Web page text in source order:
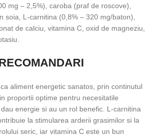
mg – 2,5%), caroba (praf de roscove),
soia, L-carnitina (0,8% – 320 mg/baton),
de calciu, vitamina C, oxid de magneziu,
aliment energetic sanatos, prin continutul
proportii optime pentru necesitatile
energie si au un rol benefic. L-carnitina
la stimularea arderii grasimilor si la
seric, iar vitamina C este un bun